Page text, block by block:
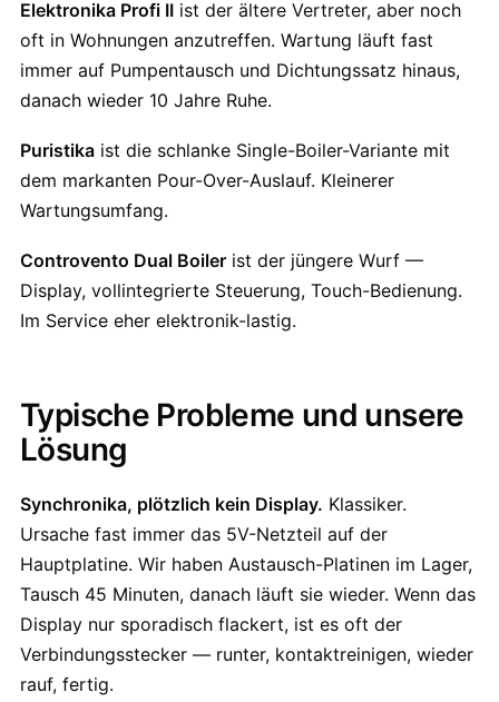
Elektronika Profi II ist der ältere Vertreter, aber noch
oft in Wohnungen anzutreffen. Wartung läuft fast
immer auf Pumpentausch und Dichtungssatz hinaus,
danach wieder 10 Jahre Ruhe.
Puristika ist die schlanke Single-Boiler-Variante mit
dem markanten Pour-Over-Auslauf. Kleinerer
Wartungsumfang.
Controvento Dual Boiler ist der jüngere Wurf —
Display, vollintegrierte Steuerung, Touch-Bedienung.
Im Service eher elektronik-lastig.
Typische Probleme und unsere
Lösung
Synchronika, plötzlich kein Display. Klassiker.
Ursache fast immer das 5V-Netzteil auf der
Hauptplatine. Wir haben Austausch-Platinen im Lager,
Tausch 45 Minuten, danach läuft sie wieder. Wenn das
Display nur sporadisch flackert, ist es oft der
Verbindungsstecker — runter, kontaktreinigen, wieder
rauf, fertig.